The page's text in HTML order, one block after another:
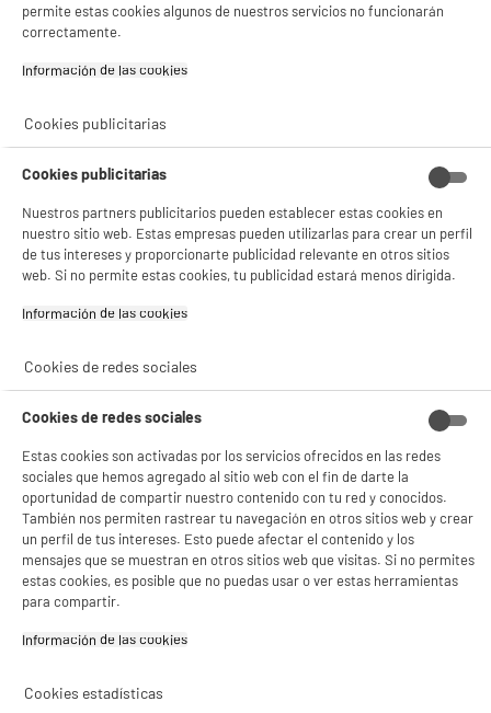
permite estas cookies algunos de nuestros servicios no funcionarán
correctamente.
Información de las cookies‎
Cookies publicitarias
Cookies publicitarias
Nuestros partners publicitarios pueden establecer estas cookies en
nuestro sitio web. Estas empresas pueden utilizarlas para crear un perfil
de tus intereses y proporcionarte publicidad relevante en otros sitios
web. Si no permite estas cookies, tu publicidad estará menos dirigida.
Información de las cookies‎
Cookies de redes sociales
Cookies de redes sociales
Estas cookies son activadas por los servicios ofrecidos en las redes
sociales que hemos agregado al sitio web con el fin de darte la
oportunidad de compartir nuestro contenido con tu red y conocidos.
También nos permiten rastrear tu navegación en otros sitios web y crear
un perfil de tus intereses. Esto puede afectar el contenido y los
mensajes que se muestran en otros sitios web que visitas. Si no permites
estas cookies, es posible que no puedas usar o ver estas herramientas
para compartir.
Información de las cookies‎
Cookies estadísticas